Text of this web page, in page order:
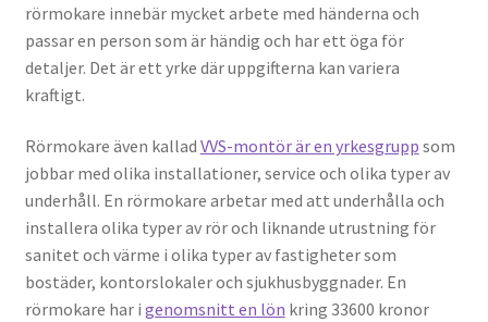
rörmokare innebär mycket arbete med händerna och
passar en person som är händig och har ett öga för
detaljer. Det är ett yrke där uppgifterna kan variera
kraftigt.
Rörmokare även kallad VVS-montör är en yrkesgrupp som
jobbar med olika installationer, service och olika typer av
underhåll. En rörmokare arbetar med att underhålla och
installera olika typer av rör och liknande utrustning för
sanitet och värme i olika typer av fastigheter som
bostäder, kontorslokaler och sjukhusbyggnader. En
rörmokare har i genomsnitt en lön kring 33600 kronor